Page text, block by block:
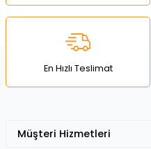
Ürün fiyatı diğer sitelerden
Bu ürüne benzer farklı
En Hızlı Teslimat
Müşteri Hizmetleri